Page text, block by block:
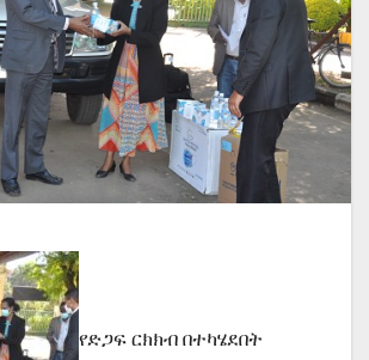
የድጋፍ ርክክብ በተካሄደበት